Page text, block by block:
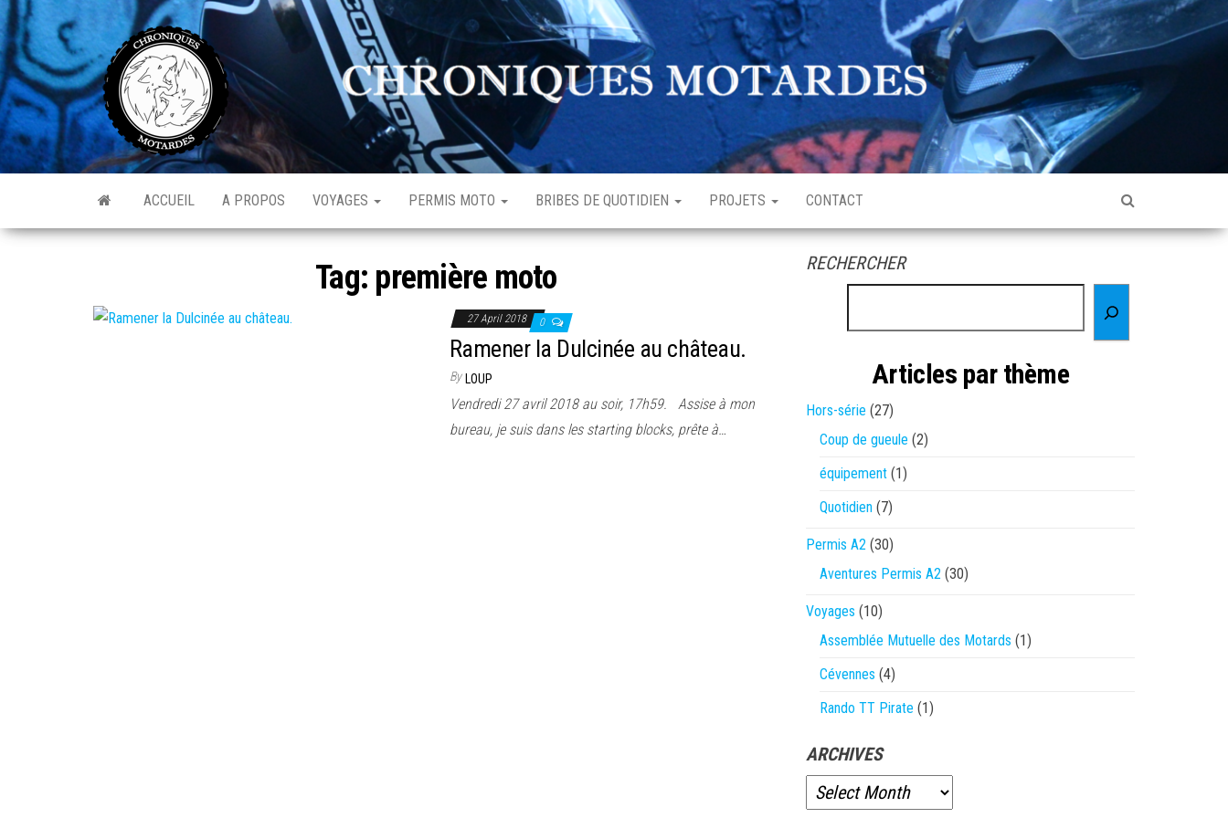
Skip
to
the
content
Chroniques
Motardes
Aventurière
de
l'ordinaire
ACCUEIL A PROPOS VOYAGES PERMIS MOTO BRIBES DE QUOTIDIEN PROJETS CONTACT
Tag: première moto
27 April 2018 0
Ramener la Dulcinée au château.
By LOUP
Vendredi 27 avril 2018 au soir, 17h59. Assise à mon
bureau, je suis dans les starting blocks, prête à…
RECHERCHER
Articles par thème
Hors-série (27)
Coup de gueule (2)
équipement (1)
Quotidien (7)
Permis A2 (30)
Aventures Permis A2 (30)
Voyages (10)
Assemblée Mutuelle des Motards (1)
Cévennes (4)
Rando TT Pirate (1)
ARCHIVES